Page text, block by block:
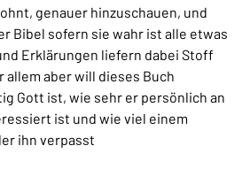
genauer hinzuschauen, und
Bibel sofern sie wahr ist alle etwas
Erklärungen liefern dabei Stoff
allem aber will dieses Buch
Gott ist, wie sehr er persönlich an
ist und wie viel einem
ihn verpasst